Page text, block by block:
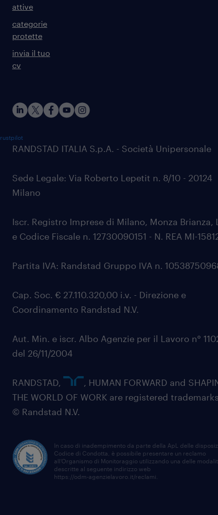
attive
categorie
protette
invia il tuo
cv
RANDSTAD ITALIA S.p.A. - Società Unipersonale
Sede Legale: Via Roberto Lepetit n. 8/10 - 20124
Milano
Iscr. Registro Imprese di Milano, Monza Brianza,
e Codice Fiscale n. 12730090151 - N. REA MI-
Partita IVA: Randstad Gruppo IVA n.
Cap. Soc. € 27.110.320,00 i.v. - Direzione e
Coordinamento Randstad N.V.
Aut. Min. e iscr. Albo Agenzie per il Lavoro n°
del 26/11/2004
RANDSTAD,
, HUMAN FORWARD and
THE WORLD OF WORK are registered
© Randstad N.V.
In caso di inadempimento da parte della ApL delle
Codice di Condotta, è possibile presentare un reclamo
all’Organismo di Monitoraggio utilizzando una delle
descritte al seguente indirizzo web
https://odm-agenzielavoro.it/reclami